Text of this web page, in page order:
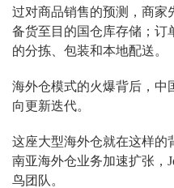
过对商品销售的预测，商家
备货至目的国仓库存储；订
的分拣、包装和本地配送。
海外仓模式的火爆背后，中
向更新迭代。
这座大型海外仓就在这样的
南亚海外仓业务加速扩张，
鸟团队。